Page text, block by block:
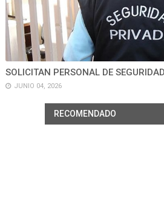
SOLICITAN PERSONAL DE
JUNIO 04, 2026
RECOMENDADO